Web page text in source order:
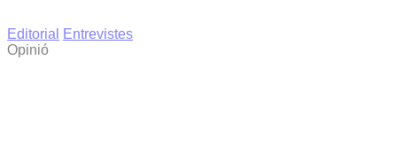
Editorial
Entrevistes
Opinió